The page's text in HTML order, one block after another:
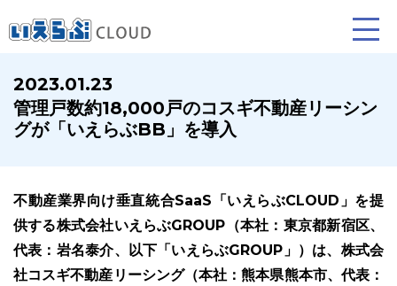
賃貸仲介 売買仲介
2023.01.23
管理戸数約18,000戸のコスギ不動産リーシン
グが「いえらぶBB」を導入
不動産業界向け垂直統合SaaS「いえらぶCLOUD」を提
供する株式会社いえらぶGROUP（本社：東京都新宿区、
代表：岩名泰介、以下「いえらぶGROUP」）は、株式会
社コスギ不動産リーシング（本社：熊本県熊本市、代表：